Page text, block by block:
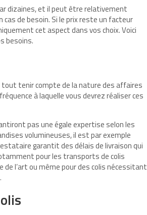
dizaines, et il peut être relativement
de besoin. Si le prix reste un facteur
cet aspect dans vos choix. Voici
besoins.
tout tenir compte de la nature des affaires
à laquelle vous devrez réaliser ces
pas une égale expertise selon les
volumineuses, il est par exemple
garantit des délais de livraison qui
pour les transports de colis
l’art ou même pour des colis nécessitant